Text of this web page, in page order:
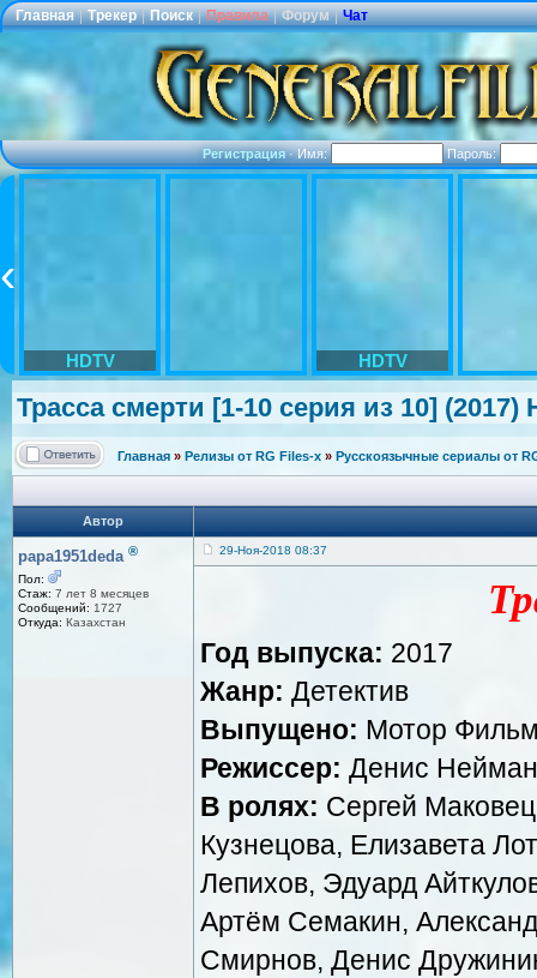
Главная | Трекер | Поиск | Правила | Форум | Чат
Регистрация·Имя: Пароль:
HDTV HDTV
Трасса смерти [1-10 серия из 10] (2017)
Главная » Релизы от RG Files-x » Русскоязычные сериалы от
Автор
papa1951deda ®
Пол:
Стаж: 7 лет 8 месяцев
Сообщений: 1727
Откуда: Казахстан
29-Ноя-2018 08:37
Год выпуска: 2017
Жанр: Детектив
Выпущено: Мотор
Режиссер: Денис
В ролях: Сергей
Кузнецова, Елизавета
Лепихов, Эдуард
Артём Семакин,
Смирнов, Денис